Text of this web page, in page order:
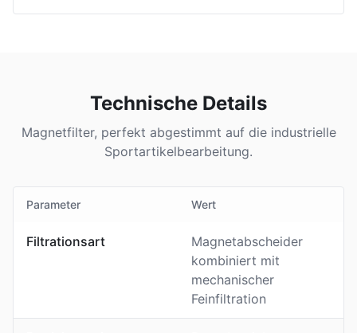
Technische Details
Magnetfilter, perfekt abgestimmt auf die industrielle
Sportartikelbearbeitung.
Parameter Wert
Filtrationsart
Magnetabscheider
kombiniert mit
mechanischer
Feinfiltration